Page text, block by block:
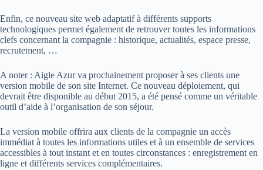
Enfin, ce nouveau site web adaptatif à différents supports
technologiques permet également de retrouver toutes les informations
clefs concernant la compagnie : historique, actualités, espace presse,
recrutement, …
A noter : Aigle Azur va prochainement proposer à ses clients une
version mobile de son site Internet. Ce nouveau déploiement, qui
devrait être disponible au début 2015, a été pensé comme un véritable
outil d’aide à l’organisation de son séjour.
La version mobile offrira aux clients de la compagnie un accès
immédiat à toutes les informations utiles et à un ensemble de services
accessibles à tout instant et en toutes circonstances : enregistrement en
ligne et différents services complémentaires.